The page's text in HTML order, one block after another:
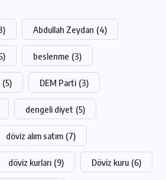
Abdullah Zeydan (4)
beslenme (3)
(5) DEM Parti (3)
dengeli diyet (5)
döviz alım satım (7)
döviz kurları (9) Döviz kuru (6)